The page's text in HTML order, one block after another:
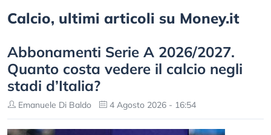
Calcio, ultimi articoli su Money.it
Abbonamenti Serie A 2026/2027.
Quanto costa vedere il calcio negli
stadi d’Italia?
Emanuele Di Baldo 4 Agosto 2026 - 16:54